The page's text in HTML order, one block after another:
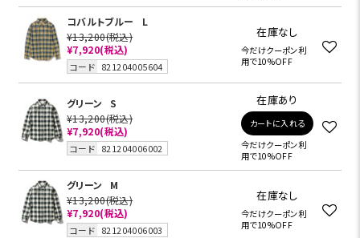
コバルトブルー
L
¥13,200(税込)
¥7,920(税込)
コード 821204005604
在庫なし
今だけクーポン利
用で10%OFF
グリーン
S
¥13,200(税込)
¥7,920(税込)
コード 821204006002
在庫あり
カートに入れる
今だけクーポン利
用で10%OFF
グリーン
M
¥13,200(税込)
¥7,920(税込)
コード 821204006003
在庫なし
今だけクーポン利
用で10%OFF